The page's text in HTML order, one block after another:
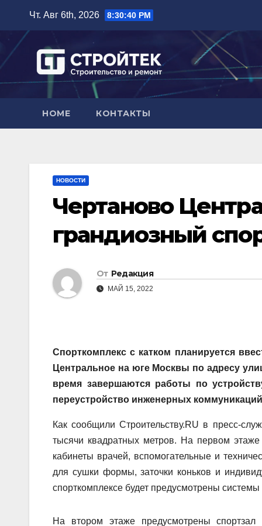
содержимому
Чт. Авг 6th, 2026 8:30:41 PM
HOME КОНТАКТЫ
НОВОСТИ
Чертаново
грандиозный
От Редакция
МАЙ 15, 2022
Спорткомплекс с катком планируется
Центральное на юге Москвы по адресу
время завершаются работы по
переустройство инженерных
Как сообщили Строительству.RU в пресс-
тысячи квадратных метров. На первом
кабинеты врачей, вспомогательные и
для сушки формы, заточки коньков и
спорткомплексе будет предусмотрены
На втором этаже предусмотрены